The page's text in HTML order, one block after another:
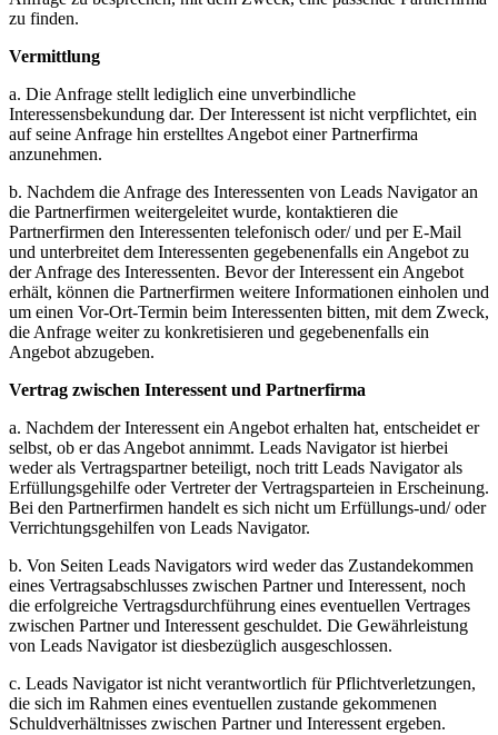
zu finden.
Vermittlung
a. Die Anfrage stellt lediglich eine unverbindliche
Interessensbekundung dar. Der Interessent ist nicht verpflichtet, ein
auf seine Anfrage hin erstelltes Angebot einer Partnerfirma
anzunehmen.
b. Nachdem die Anfrage des Interessenten von Leads Navigator an
die Partnerfirmen weitergeleitet wurde, kontaktieren die
Partnerfirmen den Interessenten telefonisch oder/ und per E-Mail
und unterbreitet dem Interessenten gegebenenfalls ein Angebot zu
der Anfrage des Interessenten. Bevor der Interessent ein Angebot
erhält, können die Partnerfirmen weitere Informationen einholen und
um einen Vor-Ort-Termin beim Interessenten bitten, mit dem Zweck,
die Anfrage weiter zu konkretisieren und gegebenenfalls ein
Angebot abzugeben.
Vertrag zwischen Interessent und Partnerfirma
a. Nachdem der Interessent ein Angebot erhalten hat, entscheidet er
selbst, ob er das Angebot annimmt. Leads Navigator ist hierbei
weder als Vertragspartner beteiligt, noch tritt Leads Navigator als
Erfüllungsgehilfe oder Vertreter der Vertragsparteien in Erscheinung.
Bei den Partnerfirmen handelt es sich nicht um Erfüllungs-und/ oder
Verrichtungsgehilfen von Leads Navigator.
b. Von Seiten Leads Navigators wird weder das Zustandekommen
eines Vertragsabschlusses zwischen Partner und Interessent, noch
die erfolgreiche Vertragsdurchführung eines eventuellen Vertrages
zwischen Partner und Interessent geschuldet. Die Gewährleistung
von Leads Navigator ist diesbezüglich ausgeschlossen.
c. Leads Navigator ist nicht verantwortlich für Pflichtverletzungen,
die sich im Rahmen eines eventuellen zustande gekommenen
Schuldverhältnisses zwischen Partner und Interessent ergeben.